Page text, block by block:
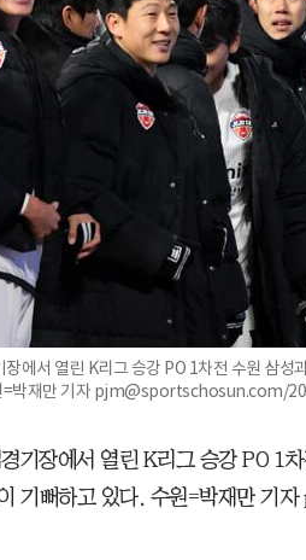
에서 열린 K리그 승강 PO 1차전 수원 삼성
=박재만 기자 pjm@sportschosun.com/
기장에서 열린 K리그 승강 PO 1
기뻐하고 있다. 수원=박재만 기